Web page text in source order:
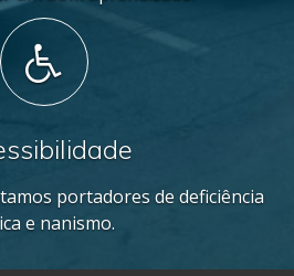
portadores de deficiência
e nanismo.